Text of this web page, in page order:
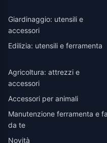
Giardinaggio: utensili e
accessori
Edilizia: utensili e ferramenta
Agricoltura: attrezzi e
accessori
Accessori per animali
Manutenzione ferramenta e
da te
Novità